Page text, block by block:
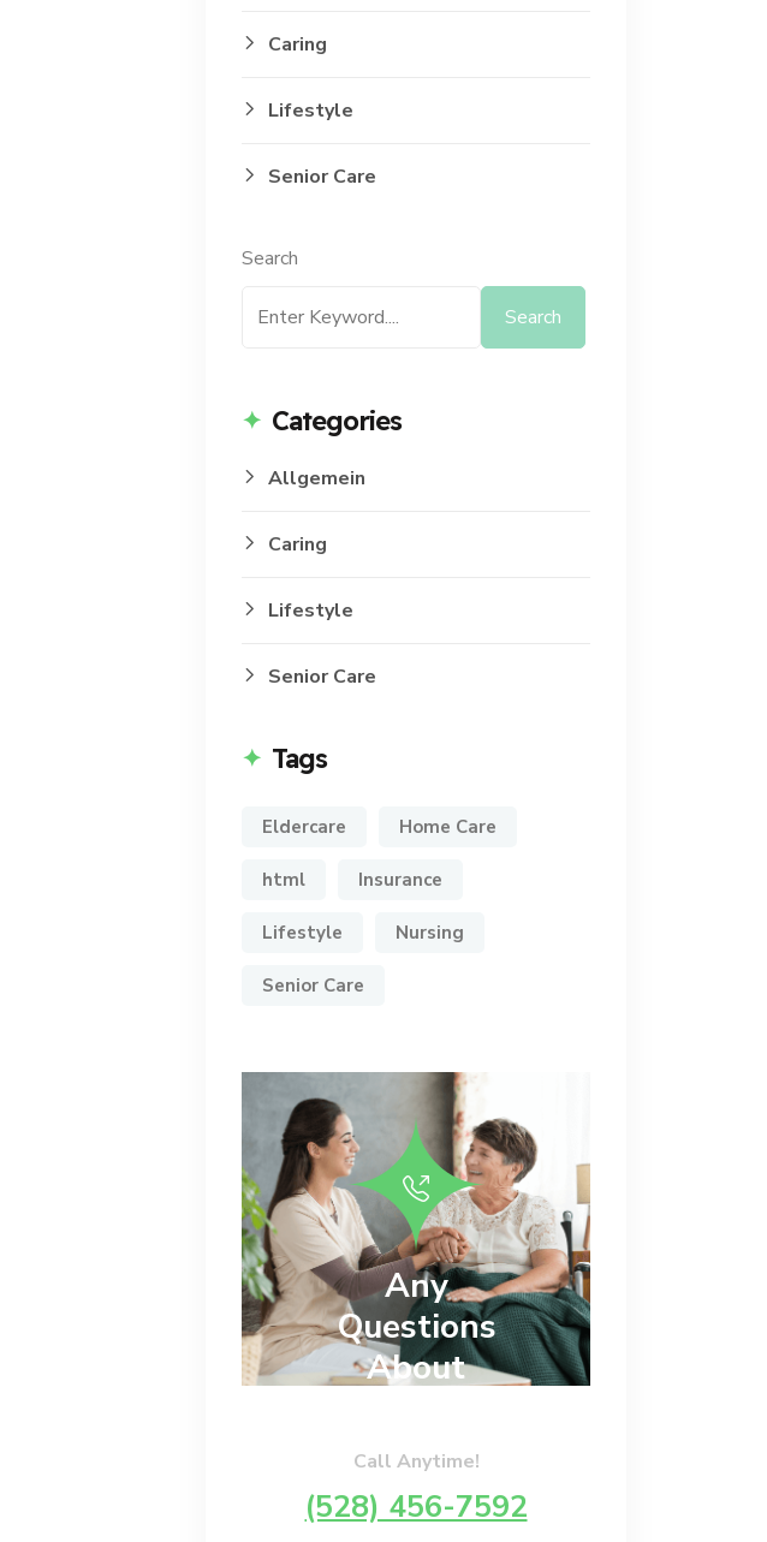
Caring
Lifestyle
Senior Care
Search
Search
Categories
Allgemein
Caring
Lifestyle
Senior Care
Tags
Eldercare Home Care
html Insurance
Lifestyle Nursing
Senior Care
Any
Questions
About
Call Anytime!
(528) 456-7592